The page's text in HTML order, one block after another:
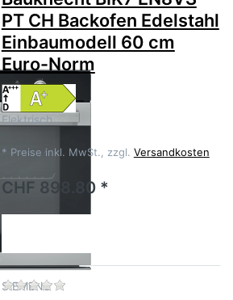
PT CH Backofen Edelstahl
Einbaumodell 60 cm
Euro-Norm
Elektrisch…
* Preise inkl. MwSt., zzgl. Versandkosten
CHF 898.80 *
SIEMENS Zu diesem Produkt liegen